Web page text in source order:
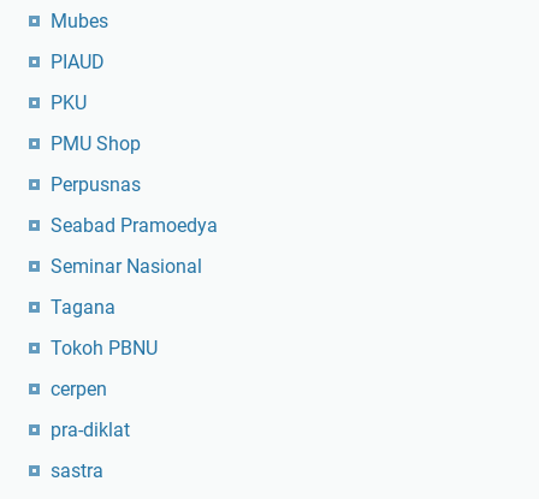
Mubes
PIAUD
PKU
PMU Shop
Perpusnas
Seabad Pramoedya
Seminar Nasional
Tagana
Tokoh PBNU
cerpen
pra-diklat
sastra